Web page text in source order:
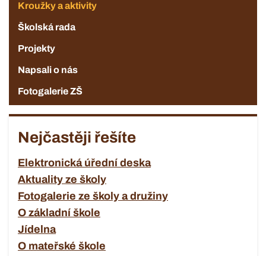
Kroužky a aktivity
Školská rada
Projekty
Napsali o nás
Fotogalerie ZŠ
Nejčastěji řešíte
Elektronická úřední deska
Aktuality ze školy
Fotogalerie ze školy a družiny
O základní škole
Jídelna
O mateřské škole